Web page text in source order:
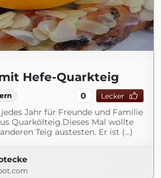
Hefe-Quarkteig
0 Lecker
Jahr für Freunde und Familie
Quarkölteig.Dieses Mal wollte
Teig austesten. Er ist (...)